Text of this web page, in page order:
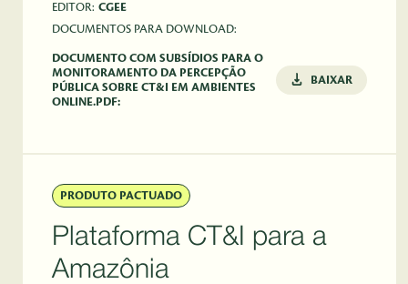
EDITOR: CGEE
DOCUMENTOS PARA DOWNLOAD:
DOCUMENTO COM SUBSÍDIOS PARA O
MONITORAMENTO DA PERCEPÇÃO
PÚBLICA SOBRE CT&I EM AMBIENTES
ONLINE.PDF:
BAIXAR
PRODUTO PACTUADO
Plataforma CT&I para a
Amazônia